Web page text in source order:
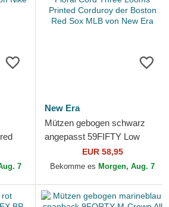
7
New Era
Mützen gebogen schwarz
angepasst 59FIFTY Low
Profile Floral Cord Three
Looms Printed Corduroy
EUR 58,95
Bekomme es Morgen, Aug. 7